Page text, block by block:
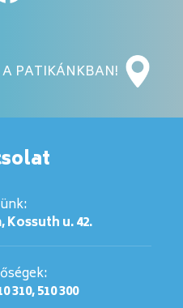
A PATIKÁNKBAN!
Kossuth u. 42.
310, 510 300